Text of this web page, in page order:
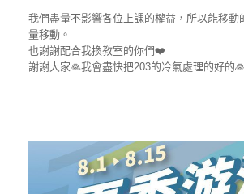
我們盡量不影響各位上課的權益，所以能移動
量移動。
也謝謝配合我換教室的你們❤️
謝謝大家🙏我會盡快把203的冷氣處理的好的